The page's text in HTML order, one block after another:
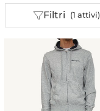
Filtri (1 attivi)